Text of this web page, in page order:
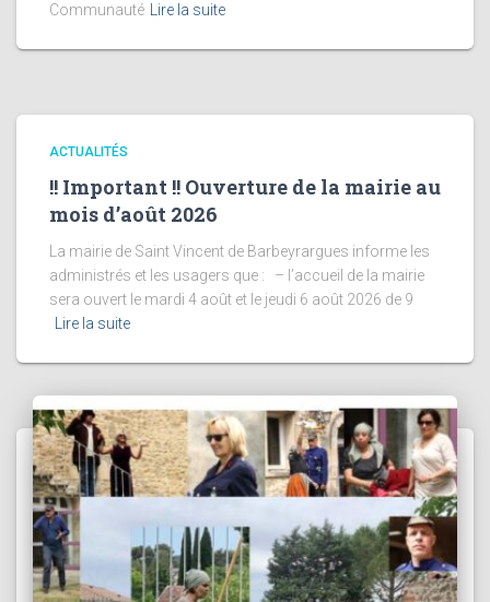
Communauté Lire la suite
ACTUALITÉS
!! Important !! Ouverture de la mairie au
mois d’août 2026
La mairie de Saint Vincent de Barbeyrargues informe les
administrés et les usagers que : – l’accueil de la mairie
sera ouvert le mardi 4 août et le jeudi 6 août 2026 de 9
Lire la suite